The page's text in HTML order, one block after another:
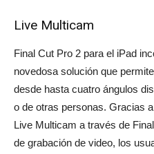
Live Multicam
Final Cut Pro 2 para el iPad
novedosa solución que
desde hasta cuatro ángulos
o de otras personas. Gracias
Live Multicam a través de
de grabación de video, los